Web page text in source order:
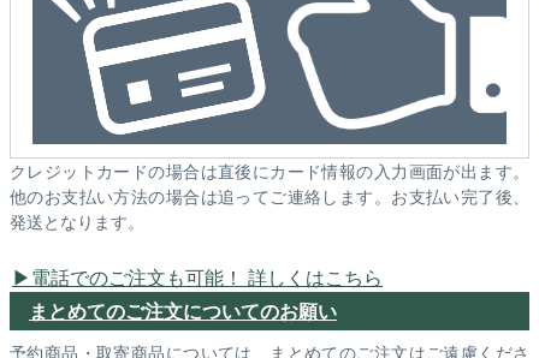
クレジットカードの場合は直後にカード情報の入力画面が出ます。
他のお支払い方法の場合は追ってご連絡します。お支払い完了後、
発送となります。
電話でのご注文も可能！ 詳しくはこちら
まとめてのご注文についてのお願い
予約商品・取寄商品については、まとめてのご注文はご遠慮くださ